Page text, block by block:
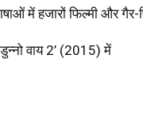
में हजारों फिल्मी और गैर-
वाय 2’ (2015) में